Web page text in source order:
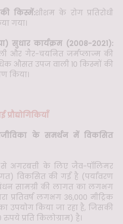
किस्में:शीशम के रोग प्रतिरोधी
गया।
सुधार कार्यक्रम (2008-2021):
और गैर-चयनित जर्मप्लाज्म की
औसत उपज वाली 10 किस्मों की
किया।
के समर्थन में विकसित
अगरबत्ती के लिए जैव-पॉलिमर
विकसित की गई है (पर्यावरण
सामग्री की लागत का लगभग
प्रतिवर्ष लगभग 36,000 मीट्रिक
उपयोग किया जा रहा है, जिसकी
प्रति किलोग्राम) है।